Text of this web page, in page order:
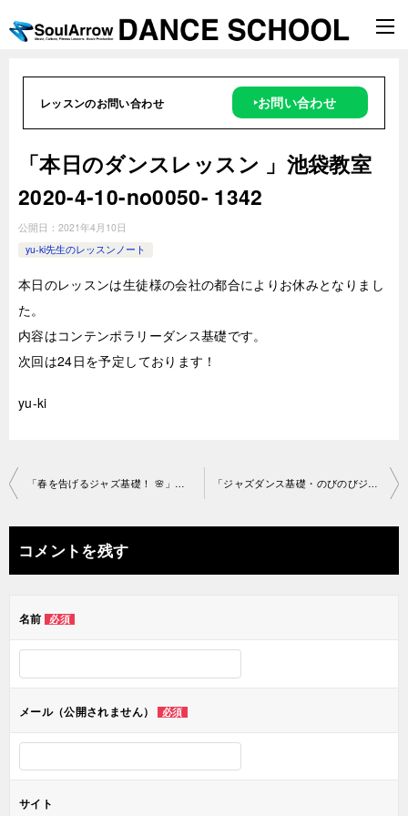
レッスンのお問い合わせ ‣お問い合わせ
­「本日のダンスレッスン 」池袋教室
2020-4-10-­no0050- 1342
公開日： 2021年4月10日
yu-ki先生のレッスンノート
本日のレッスンは生徒様の会社の都合によりお休みとなりまし
た。
内容はコンテンポラリーダンス基礎です。
次回は24日を予定しております！
yu-ki
投
ナ
ビ
ー
ン
「春を告げるジャズ基礎！ 🌸」池袋教室2020-4-10-­no0050-1386 「ジャズダンス基礎・のびのびジャズ振り」池袋教室2020-4 -11-­no0050-1455
コメントを残す
名前 必須
メール（公開されません） 必須
サイト